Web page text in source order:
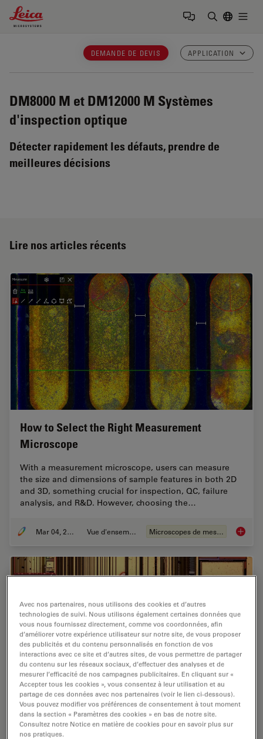
Leica Microsystems Logo
DEMANDE DE DEVIS APPLICATION
DM8000 M et DM12000 M Systèmes
d'inspection optique
Détecter rapidement les défauts, prendre de
meilleures décisions
Lire nos articles récents
How to Select the Right Measurement
Microscope
With a measurement microscope, users can measure
the size and dimensions of sample features in both 2D
and 3D, something crucial for inspection, QC, failure
analysis, and R&D. However, choosing the…
Mar 04, 2026 Vue d'ensemble Microscopes de mesure How to
Visualizing Photoresist Residue and Organic
Contamination on Wafers
Avec nos partenaires, nous utilisons des cookies et d’autres
technologies de suivi. Nous utilisons également certaines données que
vous nous fournissez directement, comme vos coordonnées, afin
d’améliorer votre expérience utilisateur sur notre site, de vous proposer
des publicités et du contenu personnalisés en fonction de vos
interactions avec ce site et d’autres sites, de vous permettre de partager
du contenu sur les réseaux sociaux, d’effectuer des analyses et de
mesurer l’efficacité de nos campagnes publicitaires. En cliquant sur «
Accepter tous les cookies », vous consentez à leur utilisation et au
partage de ces données avec nos partenaires (voir le lien ci-dessous).
Vous pouvez modifier vos préférences de consentement à tout moment
dans la section « Paramètres des cookies » en bas de notre site.
Consultez notre Notice en matière de cookies pour en savoir plus sur
nos pratiques.